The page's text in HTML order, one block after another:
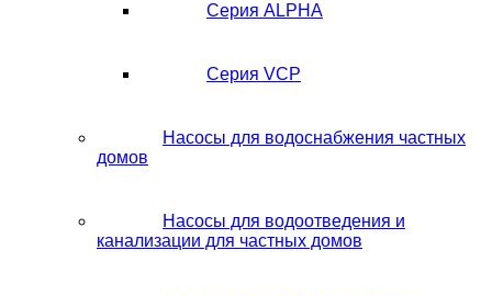
Серия ALPHA
Серия VCP
Насосы для водоснабжения частных
домов
Насосы для водоотведения и
канализации для частных домов